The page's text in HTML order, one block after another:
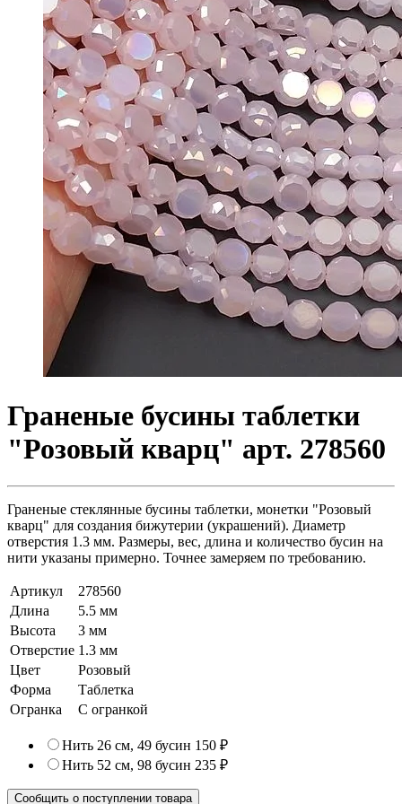
Граненые бусины таблетки
"Розовый кварц" арт. 278560
Граненые стеклянные бусины таблетки, монетки "Розовый
кварц" для создания бижутерии (украшений). Диаметр
отверстия 1.3 мм. Размеры, вес, длина и количество бусин на
нити указаны примерно. Точнее замеряем по требованию.
Артикул
278560
Длина
5.5 мм
Высота
3 мм
Отверстие 1.3 мм
Цвет
Розовый
Форма
Таблетка
Огранка
С огранкой
Нить 26 см, 49 бусин 150 ₽
Нить 52 см, 98 бусин 235 ₽
Сообщить о поступлении товара